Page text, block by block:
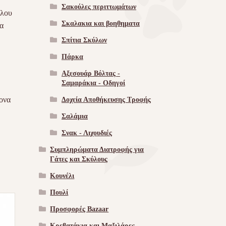
Σακούλες περιττωμάτων
Σκαλακια και βοηθηματα
Σπίτια Σκύλων
Πάρκα
Αξεσουάρ Βόλτας -
Σαμαράκια - Οδηγοί
Δοχεία Αποθήκευσης Τροφής
Σαλάμια
Σνακ - Λιχουδιές
Συμπληρώματα Διατροφής για
Γάτες και Σκύλους
Κουνέλι
Πουλί
Προσφορές Bazaar